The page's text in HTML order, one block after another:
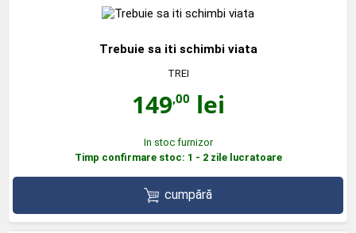
Trebuie sa iti schimbi viata
TREI
149,00 lei
In stoc furnizor
Timp confirmare stoc: 1 - 2 zile lucratoare
cumpără